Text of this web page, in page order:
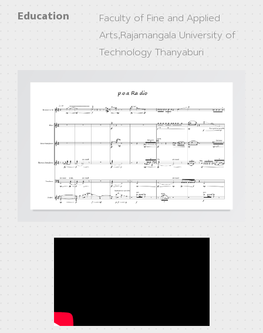
Education
Faculty of Fine and Applied
Arts,Rajamangala University of
Technology Thanyaburi